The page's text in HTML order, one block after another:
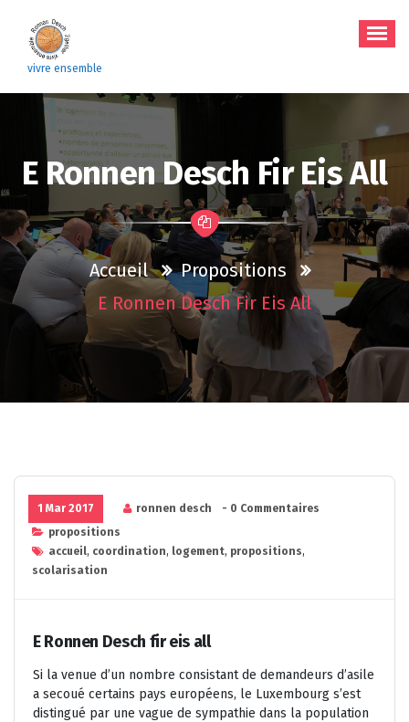
contenu
vivre ensemble
E Ronnen Desch Fir Eis All
Accueil
Propositions
E Ronnen Desch Fir Eis All
1 Mar 2017 ronnen desch
- 0 Commentaires
propositions
accueil, coordination, logement, propositions,
scolarisation
E Ronnen Desch fir eis all
Si la venue d’un nombre consistant de demandeurs d’asile
a secoué certains pays européens, le Luxembourg s’est
distingué par une vague de sympathie dans la population